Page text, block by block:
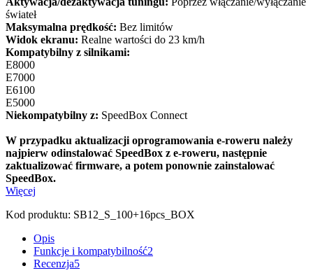
świateł
Maksymalna prędkość: Bez limitów
Widok ekranu: Realne wartości do 23 km/h
Kompatybilny z silnikami:
E8000
E7000
E6100
E5000
Niekompatybilny z: SpeedBox Connect
W przypadku aktualizacji oprogramowania e-roweru należy
najpierw odinstalować SpeedBox z e-roweru, następnie
zaktualizować firmware, a potem ponownie zainstalować
SpeedBox.
Więcej
Kod produktu: SB12_S_100+16pcs_BOX
Opis
Funkcje i kompatybilność2
Recenzja5